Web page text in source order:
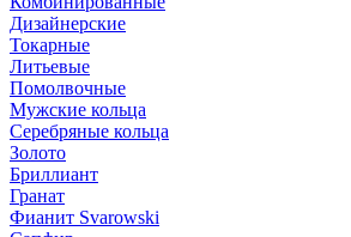
Дизайнерские
Токарные
Литьевые
Помолвочные
Мужские кольца
Серебряные кольца
Золото
Бриллиант
Гранат
Фианит Svarowski